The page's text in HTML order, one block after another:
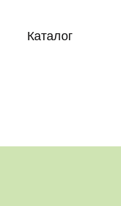
Каталог